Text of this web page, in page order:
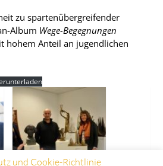
zu spartenübergreifender
Album Wege-Begegnungen
hohem Anteil an jugendlichen
und Cookie-Richtlinie